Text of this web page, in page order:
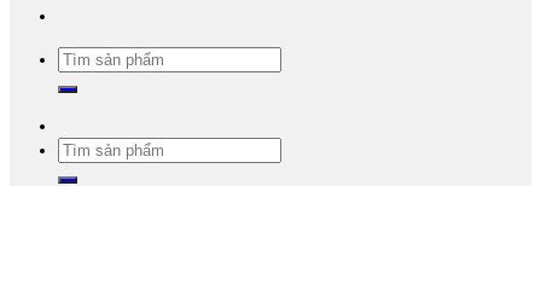
Tìm
Tìm